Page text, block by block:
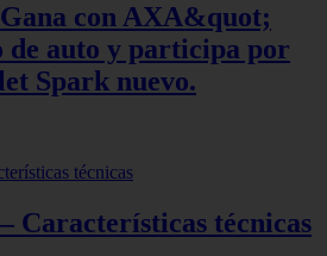
con AXA&quot;
de auto y participa por
Spark nuevo.
Características técnicas